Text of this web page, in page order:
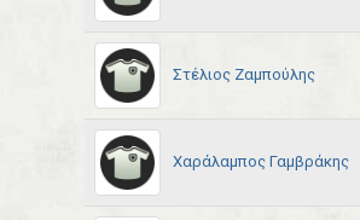
Στέλιος Ζαμπούλης
Χαράλαμπος Γαμβράκης